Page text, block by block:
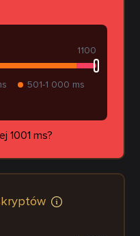
1100
501-1 000 ms
1001 ms?